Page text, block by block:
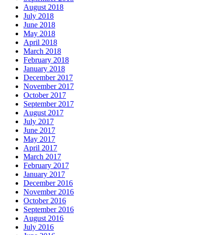
August 2018
July 2018
June 2018
May 2018
April 2018
March 2018
February 2018
January 2018
December 2017
November 2017
October 2017
September 2017
August 2017
July 2017
June 2017
May 2017
April 2017
March 2017
February 2017
January 2017
December 2016
November 2016
October 2016
September 2016
August 2016
July 2016